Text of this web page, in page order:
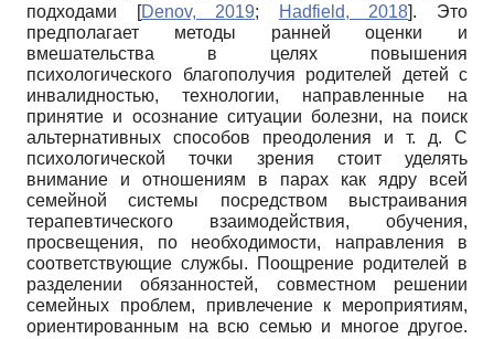
подходами
[Denov, 2019; Hadfield, 2018]. Это
предполагает методы ранней оценки и
вмешательства в целях повышения
психологического благополучия родителей детей с
инвалидностью, технологии, направленные на
принятие и осознание ситуации болезни, на поиск
альтернативных способов преодоления и т. д. С
психологической точки зрения стоит уделять
внимание и отношениям в парах как ядру всей
семейной системы посредством выстраивания
терапевтического взаимодействия, обучения,
просвещения, по необходимости, направления в
соответствующие службы. Поощрение родителей в
разделении обязанностей, совместном решении
семейных проблем, привлечение к мероприятиям,
ориентированным на всю семью и многое другое.